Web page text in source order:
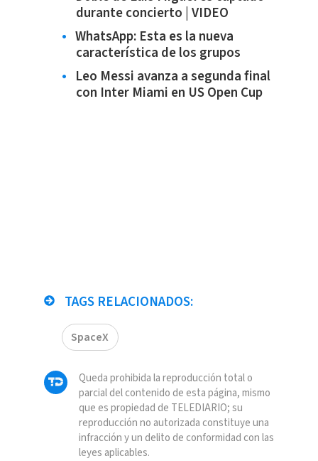
durante concierto | VIDEO
WhatsApp: Esta es la nueva
característica de los grupos
Leo Messi avanza a segunda final
con Inter Miami en US Open Cup
TAGS RELACIONADOS:
SpaceX
Queda prohibida la reproducción total o
parcial del contenido de esta página, mismo
que es propiedad de TELEDIARIO; su
reproducción no autorizada constituye una
infracción y un delito de conformidad con las
leyes aplicables.